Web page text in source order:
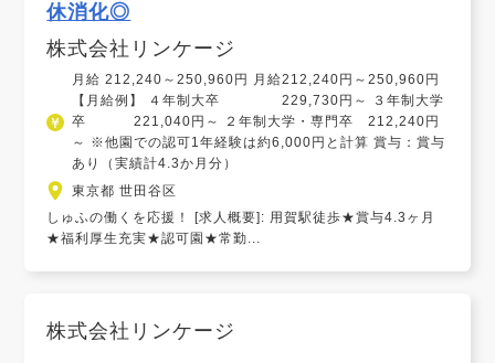
休消化◎
株式会社リンケージ
月給 212,240～250,960円 月給212,240円～250,960円
【月給例】 ４年制大卒 229,730円～ ３年制大学
卒 221,040円～ ２年制大学・専門卒 212,240円
～ ※他園での認可1年経験は約6,000円と計算 賞与：賞与
あり（実績計4.3か月分）
東京都 世田谷区
しゅふの働くを応援！ [求人概要]: 用賀駅徒歩★賞与4.3ヶ月
★福利厚生充実★認可園★常勤...
株式会社リンケージ